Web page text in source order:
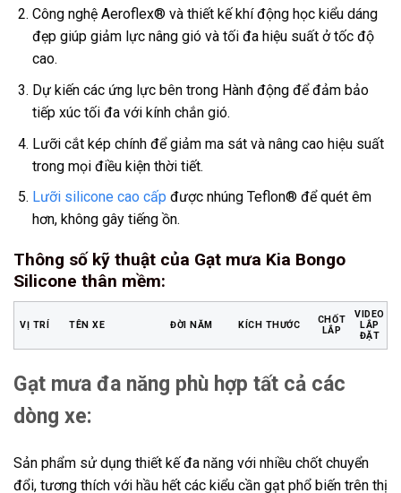
Công nghệ Aeroflex® và thiết kế khí động học kiểu dáng
đẹp giúp giảm lực nâng gió và tối đa hiệu suất ở tốc độ
cao.
Dự kiến các ứng lực bên trong Hành động để đảm bảo
tiếp xúc tối đa với kính chắn gió.
Lưỡi cắt kép chính để giảm ma sát và nâng cao hiệu suất
trong mọi điều kiện thời tiết.
Lưỡi silicone cao cấp được nhúng Teflon® để quét êm
hơn, không gây tiếng ồn.
Thông số kỹ thuật của Gạt mưa Kia Bongo
Silicone thân mềm:
VỊ TRÍ TÊN XE ĐỜI NĂM KÍCH THƯỚC
CHỐT
LẮP
VIDEO
LẮP
ĐẶT
Gạt mưa đa năng phù hợp tất cả các
dòng xe:
Sản phẩm sử dụng thiết kế đa năng với nhiều chốt chuyển
đổi, tương thích với hầu hết các kiểu cần gạt phổ biến trên thị